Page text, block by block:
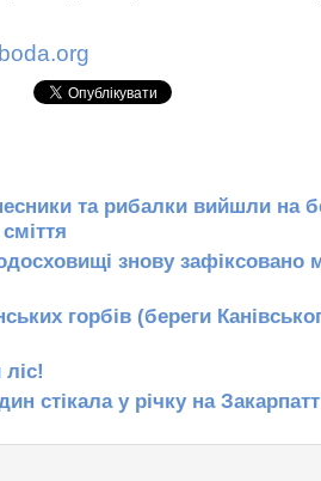
та рибалки вийшли на
знову зафіксовано
горбів (береги
стікала у річку на